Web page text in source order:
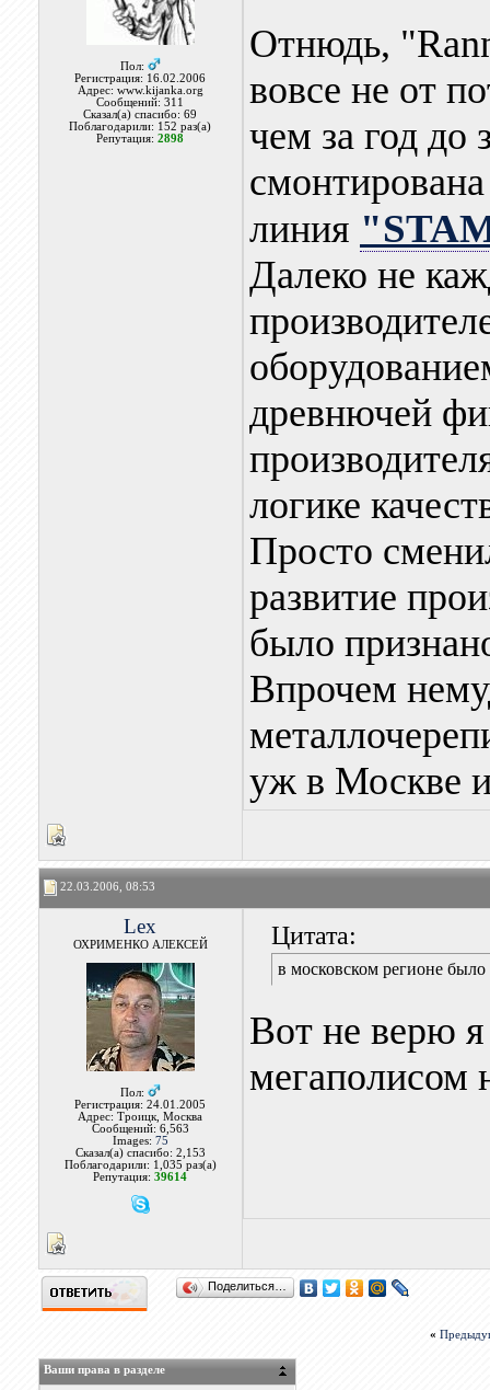
Пол:
Регистрация: 16.02.2006
Адрес: www.kijanka.org
Сообщений: 311
Сказал(а) спасибо: 69
Поблагодарили: 152 раз(а)
Репутация:2898
Отнюдь,
вовсе не от
чем за год до
линия
Далеко не
древнючей
логике
Просто
развитие
было
Впрочем
уж в Москве
22.03.2006, 08:53
Lex
ОХРИМЕНКО АЛЕКСЕЙ
Пол:
Регистрация: 24.01.2005
Адрес: Троицк, Москва
Сообщений: 6,563
Images: 75
Сказал(а) спасибо: 2,153
Поблагодарили: 1,035 раз(а)
Репутация:39614
Цитата:
в московском регионе
Вот не верю
мегаполисом
Поделиться…
«
Ваши права в разделе